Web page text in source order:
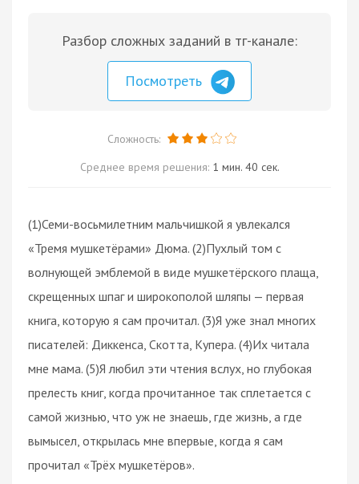
Разбор сложных заданий в тг-канале:
Посмотреть
Сложность:
Среднее время решения: 1 мин. 40 сек.
(1)Семи-восьмилетним мальчишкой я увлекался
«Тремя мушкетёрами» Дюма. (2)Пухлый том с
волнующей эмблемой в виде мушкетёрского плаща,
скрещенных шпаг и широкополой шляпы — первая
книга, которую я сам прочитал. (3)Я уже знал многих
писателей: Диккенса, Скотта, Купера. (4)Их читала
мне мама. (5)Я любил эти чтения вслух, но глубокая
прелесть книг, когда прочитанное так сплетается с
самой жизнью, что уж не знаешь, где жизнь, а где
вымысел, открылась мне впервые, когда я сам
прочитал «Трёх мушкетёров».